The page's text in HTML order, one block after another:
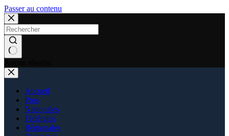
Passer au contenu
Accueil
Pros
Nationales
Fédérales
Régionales